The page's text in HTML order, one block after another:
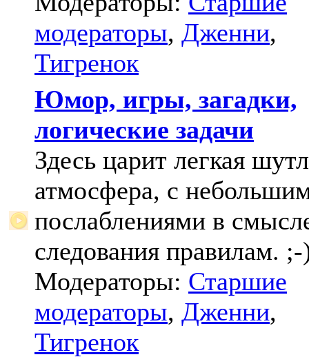
модераторы, Дженни,
Тигренок
Юмор, игры, загадки,
логические задачи
Здесь царит легкая
атмосфера, с
послаблениями в
следования правилам.
Модераторы: Старшие
модераторы, Дженни,
Тигренок